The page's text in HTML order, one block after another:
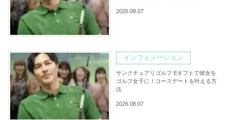
2026.08.07
インフォメーション
サンクチュアリゴルフ Eギフトで彼女を
ゴルフ女子に！コースデートを叶える方
法
2026.08.07